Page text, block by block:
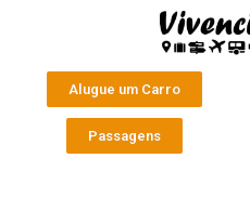
Alugue um Carro
Passagens